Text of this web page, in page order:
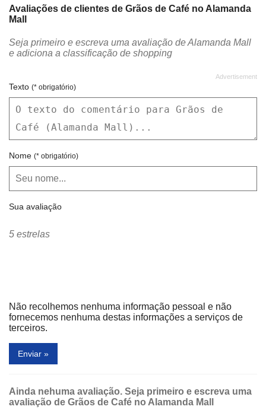
Avaliações de clientes de Grãos de Café no Alamanda
Mall
Seja primeiro e escreva uma avaliação de Alamanda Mall
e adiciona a classificação de shopping
Texto (* obrigatório)
Nome (* obrigatório)
Sua avaliação
5 estrelas
Não recolhemos nenhuma informação pessoal e não
fornecemos nenhuma destas informações a serviços de
terceiros.
Enviar »
Ainda nehuma avaliação. Seja primeiro e escreva uma
avaliação de Grãos de Café no Alamanda Mall